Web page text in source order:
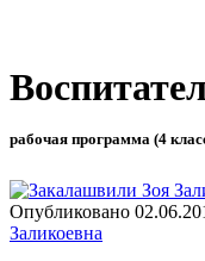
рабочая программа (4
Опубликовано
Заликоевна